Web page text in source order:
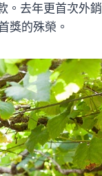
。去年更首次外
獎的殊榮。